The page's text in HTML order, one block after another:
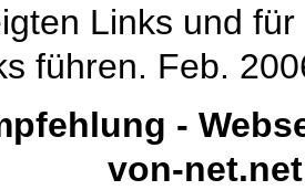
Links und
führen. Feb.
-
von-net.net